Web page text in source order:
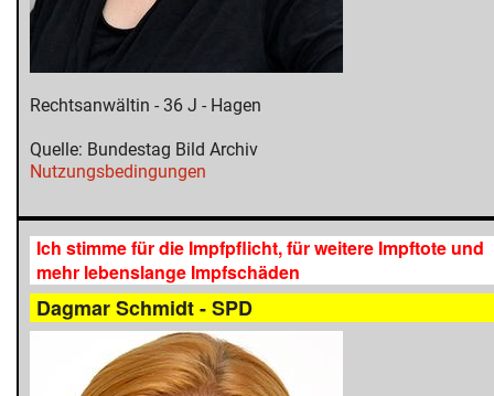
Rechtsanwältin - 36 J - Hagen
Quelle: Bundestag Bild Archiv
Nutzungsbedingungen
Ich stimme für die Impfpflicht, für weitere Impftote und
mehr lebenslange Impfschäden
Dagmar Schmidt - SPD